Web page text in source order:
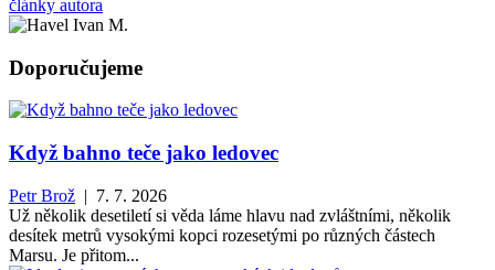
články autora
Doporučujeme
Když bahno teče jako ledovec
Petr Brož | 7. 7. 2026
Už několik desetiletí si věda láme hlavu nad zvláštními, několik
desítek metrů vysokými kopci rozesetými po různých částech
Marsu. Je přitom...